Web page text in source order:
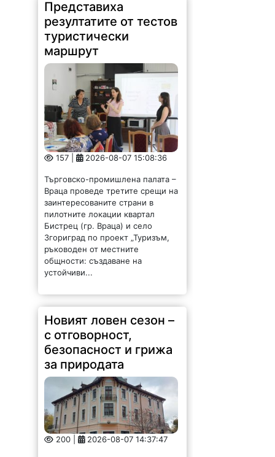
Представиха
резултатите от тестов
туристически
маршрут
157 | 2026-08-07 15:08:36
Търговско-промишлена палата –
Враца проведе третите срещи на
заинтересованите страни в
пилотните локации квартал
Бистрец (гр. Враца) и село
Згориград по проект „Туризъм,
ръководен от местните
общности: създаване на
устойчиви...
Новият ловен сезон –
с отговорност,
безопасност и грижа
за природата
200 | 2026-08-07 14:37:47